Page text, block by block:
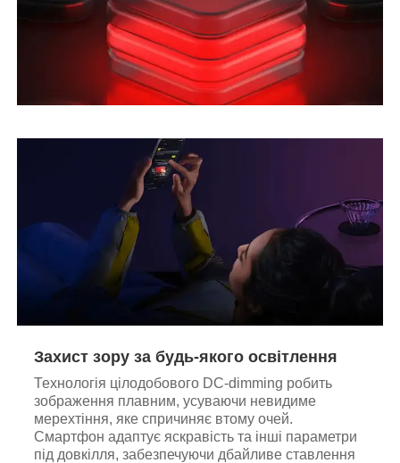
Захист зору за будь-якого освітлення
Технологія цілодобового DC-dimming робить
зображення плавним, усуваючи невидиме
мерехтіння, яке спричиняє втому очей.
Смартфон адаптує яскравість та інші параметри
під довкілля, забезпечуючи дбайливе ставлення